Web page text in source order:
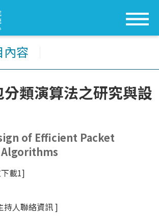
內容
類演算法之研究與設
of Efficient Packet
載1]
持人聯絡資訊]